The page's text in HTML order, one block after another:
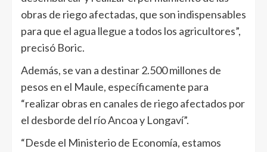
obras de riego afectadas, que son indispensables
para que el agua llegue a todos los agricultores”,
precisó Boric.
Además, se van a destinar 2.500 millones de
pesos en el Maule, específicamente para
“realizar obras en canales de riego afectados por
el desborde del río Ancoa y Longaví”.
“Desde el Ministerio de Economía, estamos